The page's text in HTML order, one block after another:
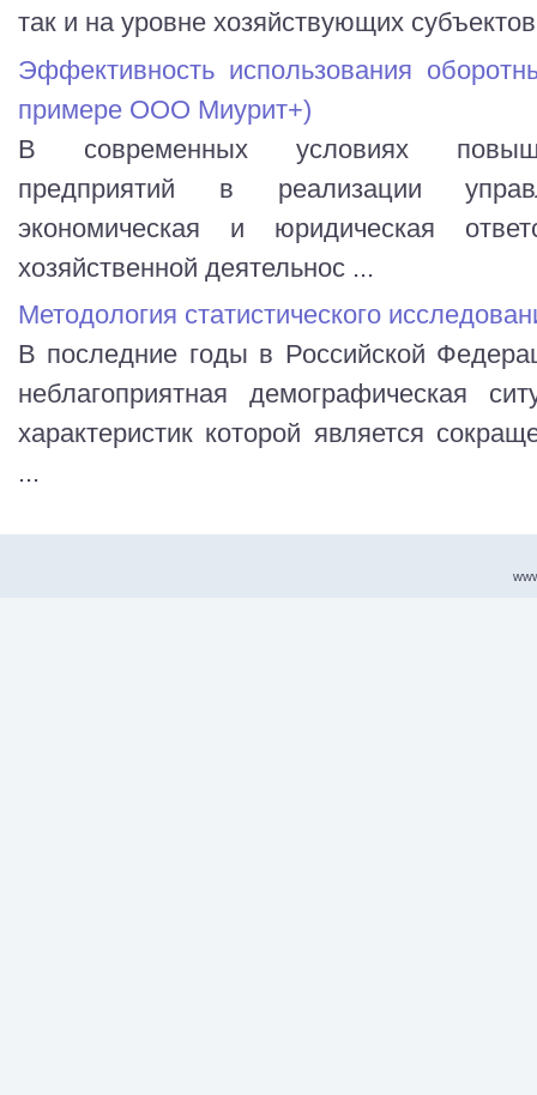
так и на уровне хозяйствующих
Эффективность использования
примере ООО Миурит+)
В современных условиях
предприятий в реализации
экономическая и юридическая
хозяйственной деятельнос ...
Методология статистического
В последние годы в Российской
неблагоприятная демографическая
характеристик которой является
...